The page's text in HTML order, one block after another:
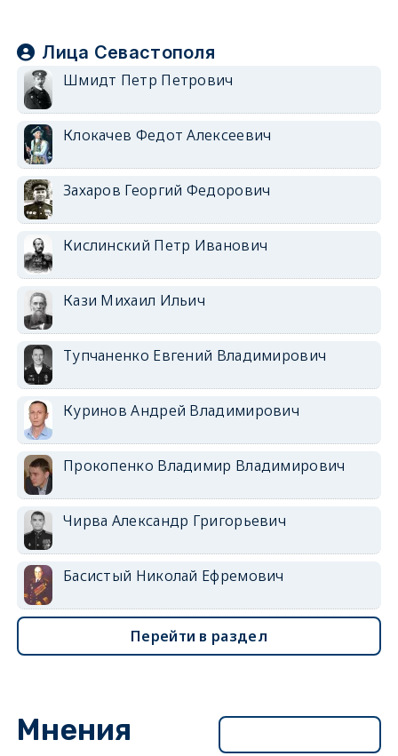
Лица Севастополя
Шмидт Петр Петрович
Клокачев Федот Алексеевич
Захаров Георгий Федорович
Кислинский Петр Иванович
Кази Михаил Ильич
Тупчаненко Евгений Владимирович
Куринов Андрей Владимирович
Прокопенко Владимир Владимирович
Чирва Александр Григорьевич
Басистый Николай Ефремович
Перейти в раздел
Мнения